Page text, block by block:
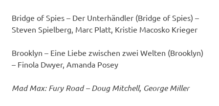
Bridge of Spies – Der Unterhändler (Bridge of Spies) –
Steven Spielberg, Marc Platt, Kristie Macosko Krieger
Brooklyn – Eine Liebe zwischen zwei Welten (Brooklyn)
– Finola Dwyer, Amanda Posey
Mad Max: Fury Road – Doug Mitchell, George Miller